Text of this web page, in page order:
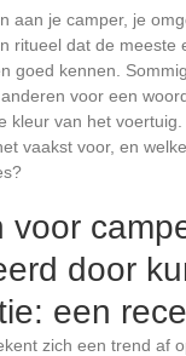
aan je camper, je
ritueel dat de meeste
goed kennen.
voor een
kleur van het
vaakst voor, en
voor
door
een
zich een trend af